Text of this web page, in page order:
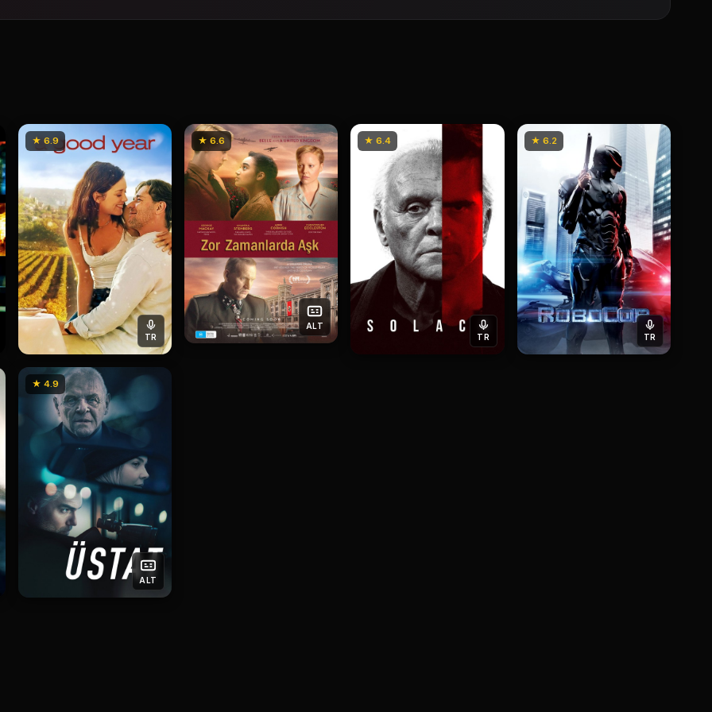
★ 6.9
TR
★ 6.6
ALT
★ 6.4
TR
★ 6.2
TR
★ 4.9
ALT